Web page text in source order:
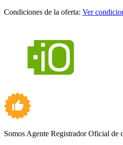
Condiciones de la oferta: Ver
Somos Agente Registrador Oficial de